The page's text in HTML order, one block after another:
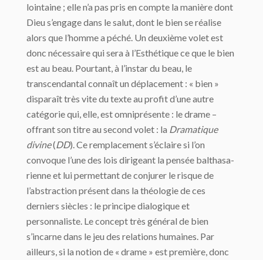
lointaine ; elle n’a pas pris en compte la manière dont
Dieu s’engage dans le salut, dont le bien se réalise
alors que l’homme a péché. Un deuxième volet est
donc nécessaire qui sera à l’Es­thétique ce que le bien
est au beau. Pourtant, à l’instar du beau, le
transcendantal connaît un déplacement : « bien »
disparaît très vite du texte au profit d’une autre
catégorie qui, elle, est omniprésente : le drame –
offrant son titre au second volet : la Dramatique
divine(DD). Ce remplacement s’éclaire si l’on
convoque l’une des lois dirigeant la pensée balthasa­
rienne et lui permettant de conjurer le risque de
l’abstraction présent dans la théologie de ces
derniers siècles : le principe dialogique et
personnaliste. Le concept très général de bien
s’incarne dans le jeu des relations humaines. Par
ailleurs, si la notion de « drame » est première, donc